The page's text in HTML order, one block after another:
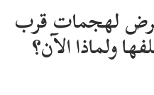
لهجمات قرب
ولماذا الآن؟